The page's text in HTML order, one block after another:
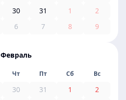
30 31 1
2
6 7 8 9
Февраль
Чт Пт Сб Вс
30 31 1
2